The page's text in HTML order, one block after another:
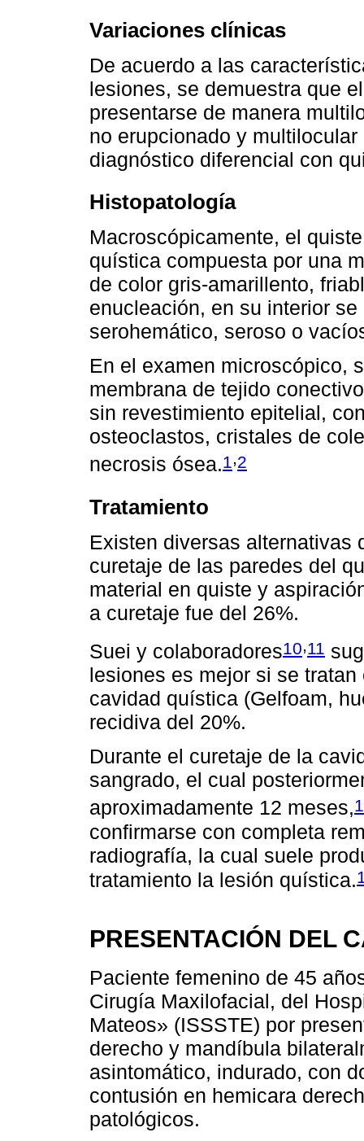
Variaciones clínicas
De acuerdo a las
lesiones, se demuestra que
presentarse de manera
no erupcionado y
diagnóstico diferencial con
Histopatología
Macroscópicamente, el
quística compuesta por una
de color gris-amarillento,
enucleación, en su interior
serohemático, seroso o
En el examen microscópico,
membrana de tejido
sin revestimiento epitelial,
osteoclastos, cristales de
necrosis ósea.1 ,2
Tratamiento
Existen diversas alternativas
curetaje de las paredes del
material en quiste y
a curetaje fue del 26%.
Suei y colaboradores10,11
lesiones es mejor si se
cavidad quística (Gelfoam,
recidiva del 20%.
Durante el curetaje de la
sangrado, el cual
aproximadamente 12 meses,1
confirmarse con completa
radiografía, la cual suele
tratamiento la lesión quística.
PRESENTACIÓN DEL
Paciente femenino de 45
Cirugía Maxilofacial, del
Mateos» (ISSSTE) por
derecho y mandíbula
asintomático, indurado, con
contusión en hemicara
patológicos.